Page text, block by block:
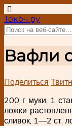
Токоч.ру
Вафли
Поделиться
200 г муки, 1
ложки
сливок, 1—2 ст.